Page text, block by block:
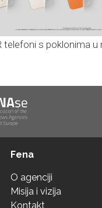
telefoni s poklonima u
Fena
O agenciji
Misija i vizija
Kontakt